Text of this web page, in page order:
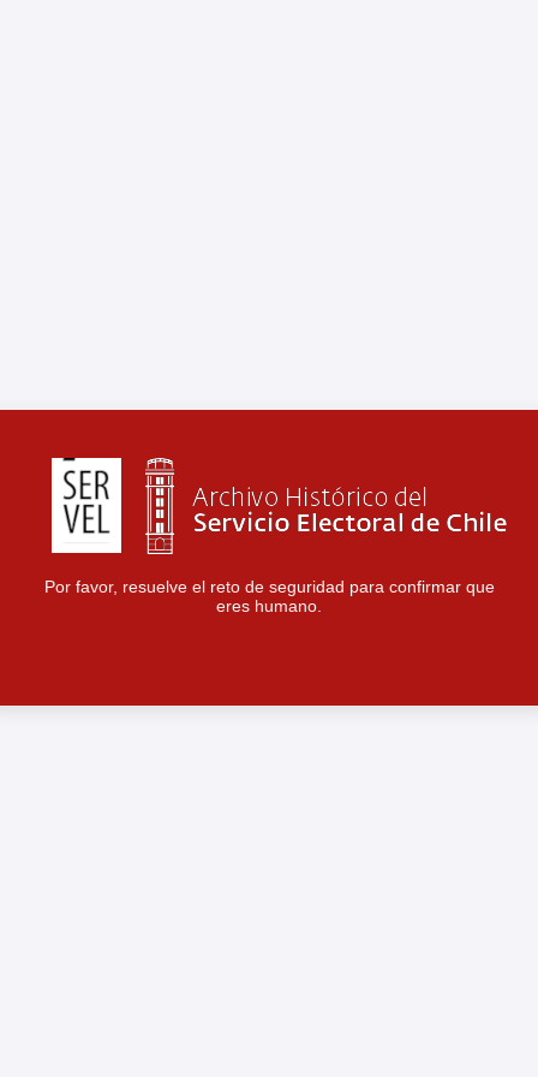
Por favor, resuelve el reto de seguridad para confirmar que
eres humano.